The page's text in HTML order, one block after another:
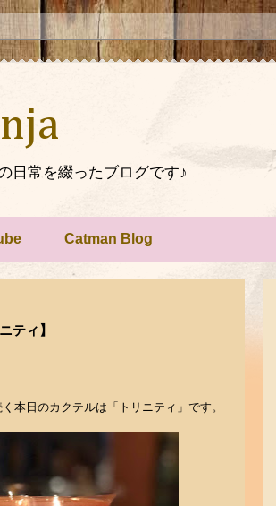
日常を綴ったブログです♪
Catman Blog
ティ】
本日のカクテルは「トリニティ」です。